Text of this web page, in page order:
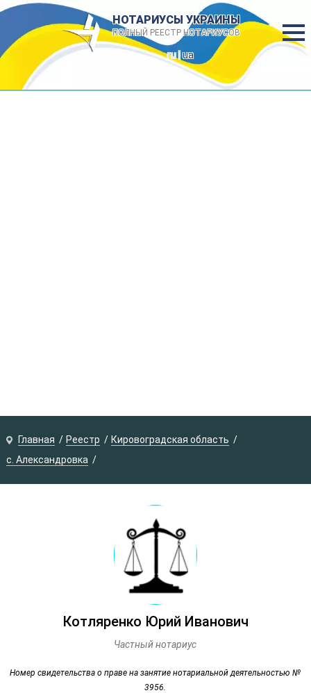
НОТАРИУСЫ УКРАИНЫ
ПОЛНЫЙ РЕЕСТР НОТАРИУСОВ
ru |ua
Главная Реестр
Кировоградская область
с. Александровка
Котляренко Юрий Иванович
Частный нотариус
Номер свидетельства о праве на занятие нотариальной деятельностью №
3956.